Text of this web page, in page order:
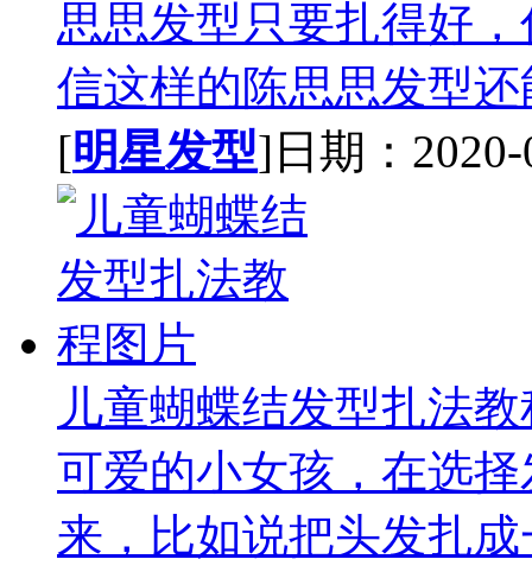
思思发型只要扎得好
信这样的陈思思发型
[明星发型]日期：2020-
儿童蝴蝶结发型扎法
可爱的小女孩，在选
来，比如说把头发扎